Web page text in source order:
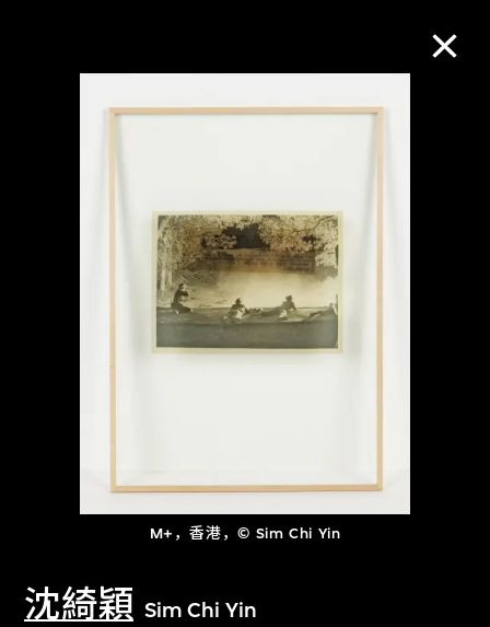
M+，香港，© Sim Chi Yin
沈綺穎 Sim Chi Yin
M+藏品
关于M+藏品